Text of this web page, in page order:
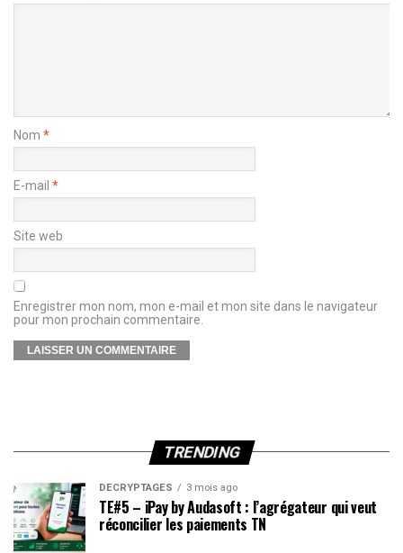
Nom *
E-mail *
Site web
Enregistrer mon nom, mon e-mail et mon site dans le navigateur
pour mon prochain commentaire.
TRENDING
DÉCRYPTAGES 3 mois ago
TE#5 – iPay by Audasoft : l’agrégateur qui veut
réconcilier les paiements TN